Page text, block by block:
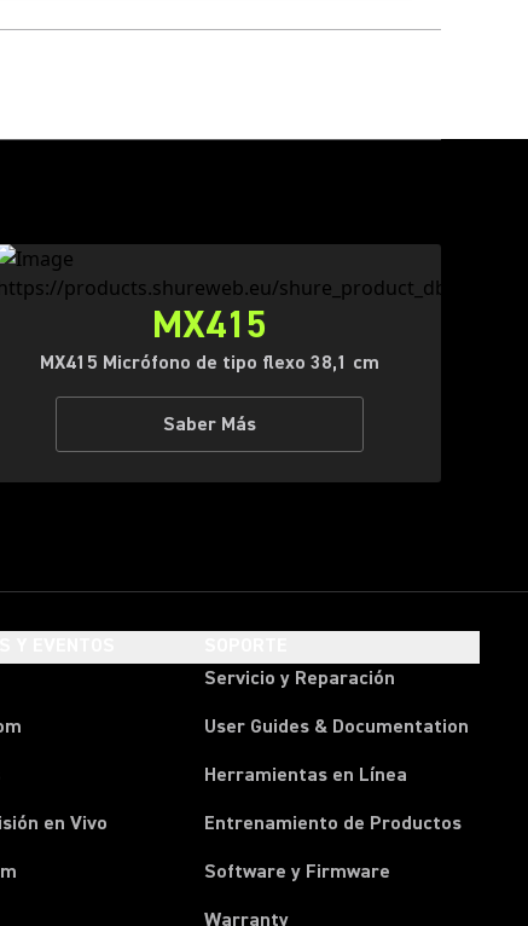
MX415
MX415 Micrófono de tipo flexo 38,1 cm
Saber Más
en Vivo
Servicio y Reparación
User Guides & Documentation
Herramientas en Línea
Entrenamiento de Productos
Software y Firmware
Warranty